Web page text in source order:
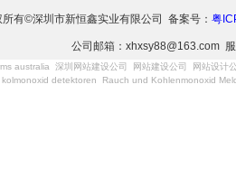
所有©深圳市新恒鑫实业有限公司 备案号： 粤
公司邮箱：xhxsy88@163.com
australia 深圳网站建设公司 网站建设公司
网站设计
kolmonoxid detektoren Rauch und Kohlenmonoxid